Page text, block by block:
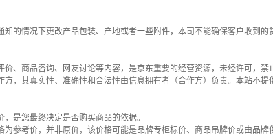
知的情况下更改产品包装、产地或者一些附件，本司不能确保客户收到
、商品咨询、网友讨论等内容，是京东重要的经营资源，未经许可，禁
方，其真实性、准确性和合法性由信息拥有者（合作方）负责。本站不提
是您最终决定是否购买商品的依据。
为参考价，并非原价，该价格可能是品牌专柜标价、商品吊牌价或由品